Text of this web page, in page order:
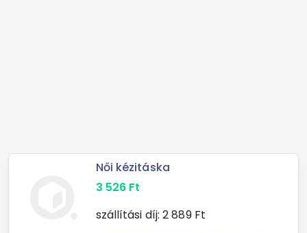
Női kézitáska
3 526 Ft
szállítási díj: 2 889Ft